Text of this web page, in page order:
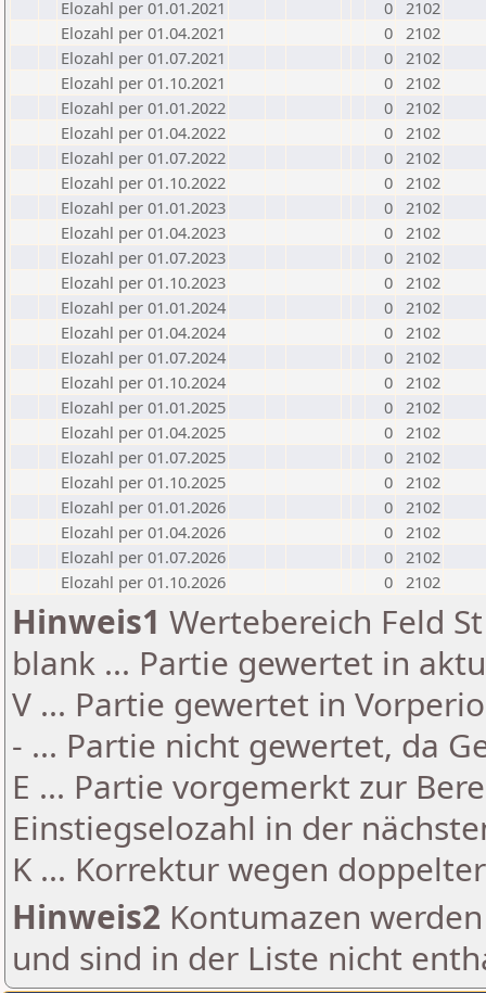
Elozahl per 01.01.2021
0 2102
Elozahl per 01.04.2021
0 2102
Elozahl per 01.07.2021
0 2102
Elozahl per 01.10.2021
0 2102
Elozahl per 01.01.2022
0 2102
Elozahl per 01.04.2022
0 2102
Elozahl per 01.07.2022
0 2102
Elozahl per 01.10.2022
0 2102
Elozahl per 01.01.2023
0 2102
Elozahl per 01.04.2023
0 2102
Elozahl per 01.07.2023
0 2102
Elozahl per 01.10.2023
0 2102
Elozahl per 01.01.2024
0 2102
Elozahl per 01.04.2024
0 2102
Elozahl per 01.07.2024
0 2102
Elozahl per 01.10.2024
0 2102
Elozahl per 01.01.2025
0 2102
Elozahl per 01.04.2025
0 2102
Elozahl per 01.07.2025
0 2102
Elozahl per 01.10.2025
0 2102
Elozahl per 01.01.2026
0 2102
Elozahl per 01.04.2026
0 2102
Elozahl per 01.07.2026
0 2102
Elozahl per 01.10.2026
0 2102
Hinweis1 Wertebereich Feld
blank ... Partie gewertet in
V ... Partie gewertet in
- ... Partie nicht gewertet, da
E ... Partie vorgemerkt zur
Einstiegselozahl in der
K ... Korrektur wegen
Hinweis2 Kontumazen
und sind in der Liste nicht